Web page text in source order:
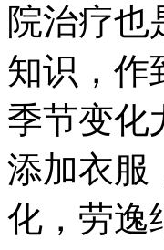
院治疗也
知识，作
季节变化
添加衣服
化，劳逸